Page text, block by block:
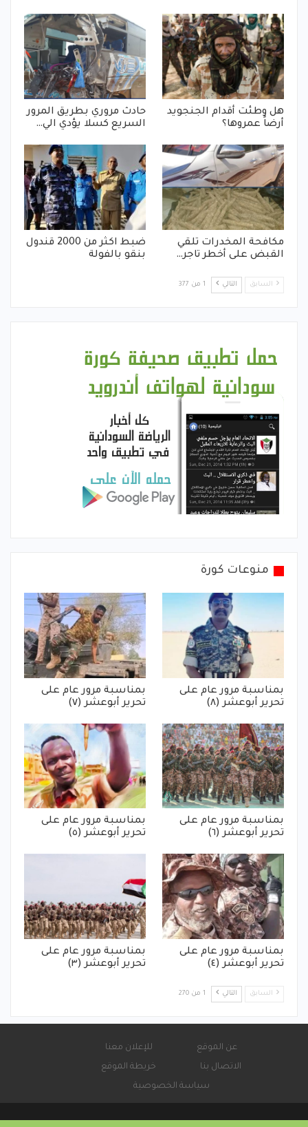
هل وطئت أقدام الجنجويد
أرضاً عمروها؟
حادث مروري بطريق المرور
السريع كسلا يؤدي الي…
مكافحة المخدرات تلقي
القبض على أخطر تاجر…
ضبط اكثر من 2000 قندول
بنقو بالفولة
السابق التالي 1 من 377
منوعات كورة
بمناسبة مرور عام على
تحرير أبوعشر (٨)
بمناسبة مرور عام على
تحرير أبوعشر (٧)
بمناسبة مرور عام على
تحرير أبوعشر (٦)
بمناسبة مرور عام على
تحرير أبوعشر (٥)
بمناسبة مرور عام على
تحرير أبوعشر (٤)
بمناسبة مرور عام على
تحرير أبوعشر (٣)
السابق التالي 1 من 270
عن الموقع
للإعلان معنا
الاتصال بنا
خريطة الموقع
سياسة الخصوصية